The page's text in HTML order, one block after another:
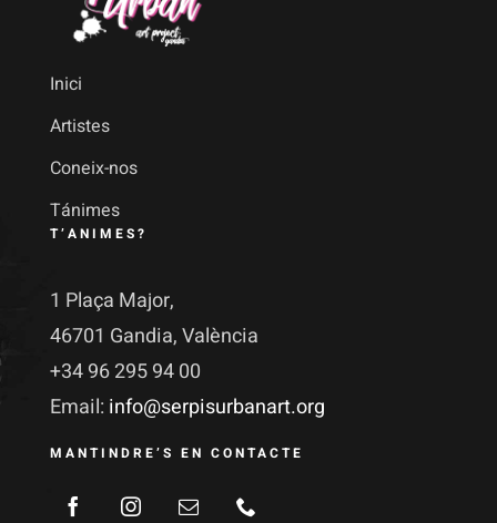
Inici
Artistes
Coneix-nos
Tánimes
T’ANIMES?
1 Plaça Major,
46701 Gandia, València
+34 96 295 94 00
Email: info@serpisurbanart.org
MANTINDRE’S EN CONTACTE